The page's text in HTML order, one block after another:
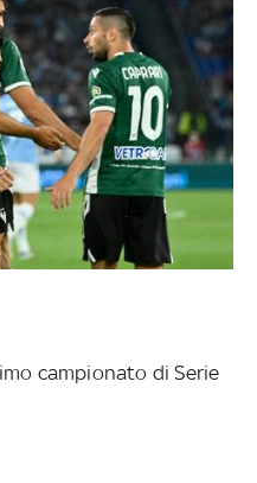
campionato di Serie